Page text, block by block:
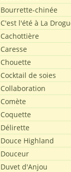
Bourrette-chinée
C'est l'été à La
Cachottière
Caresse
Chouette
Cocktail de soies
Collaboration
Comète
Coquette
Délirette
Douce Highland
Douceur
Duvet d'Anjou